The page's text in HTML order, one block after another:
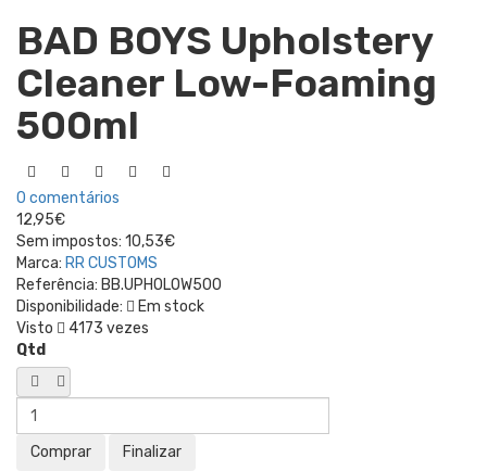
BAD BOYS Upholstery
Cleaner Low-Foaming
500ml
0 comentários
12,95€
Sem impostos: 10,53€
Marca: RR CUSTOMS
Referência: BB.UPHOLOW500
Disponibilidade:
Em stock
Visto
4173 vezes
Qtd